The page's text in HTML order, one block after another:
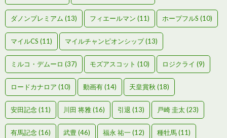
ダノンプレミアム (13) フィエールマン (11) ホープフルS (10)
マイルCS (11) マイルチャンピオンシップ(13)
ミルコ・デムーロ (37) モズアスコット (10) ロジクライ (9)
ロードカナロア (10) 動画有(14) 天皇賞秋 (18)
安田記念(11) 川田 将雅(16) 引退 (13) 戸崎 圭太(23)
有馬記念(16) 武豊 (46) 福永 祐一(12) 種牡馬(11)